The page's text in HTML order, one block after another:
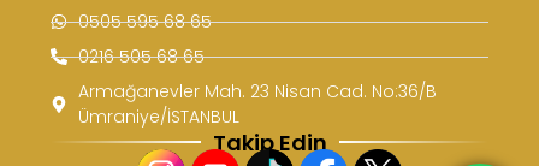
0505 595 68 65
0216 505 68 65
Armağanevler Mah. 23 Nisan Cad. No:36/B
Ümraniye/İSTANBUL
Takip Edin